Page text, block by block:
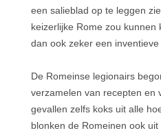
een salieblad op te leggen
keizerlijke Rome zou kunnen
dan ook zeker een inventieve
De Romeinse legionairs
verzamelen van recepten en
gevallen zelfs koks uit alle
blonken de Romeinen ook